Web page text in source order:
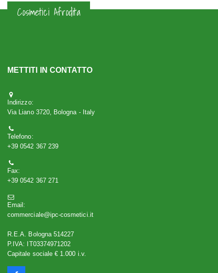
Cosmetici Afrodita
METTITI IN CONTATTO
Indirizzo:
Via Liano 3720, Bologna - Italy
Telefono:
+39 0542 367 239
Fax:
+39 0542 367 271
Email:
commerciale@ipc-cosmetici.it
R.E.A. Bologna 514227
P.IVA: IT03374971202
Capitale sociale € 1.000 i.v.